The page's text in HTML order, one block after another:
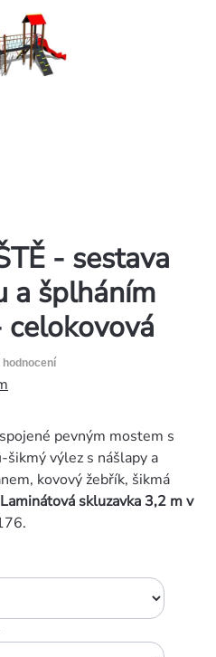
- sestava
a šplháním
hodnocení
pevným mostem s
šikmý výlez s nášlapy a
kovový žebřík, šikmá
Laminátová skluzavka 3,2 m v